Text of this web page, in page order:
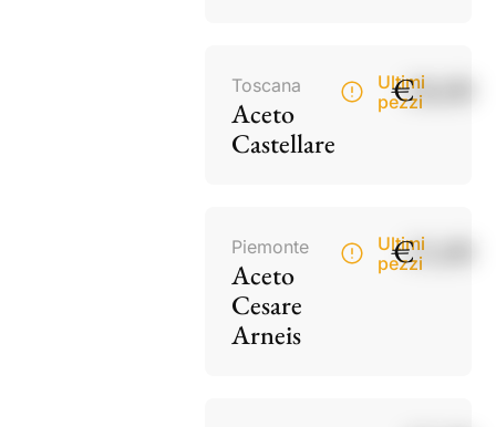
Toscana
Aceto
Castellare
Ultimi
pezzi
€18,00
Piemonte
Aceto
Cesare
Arneis
Ultimi
pezzi
€15,00